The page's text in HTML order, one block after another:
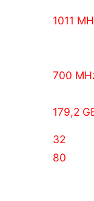
1011
700
179,2
32
80